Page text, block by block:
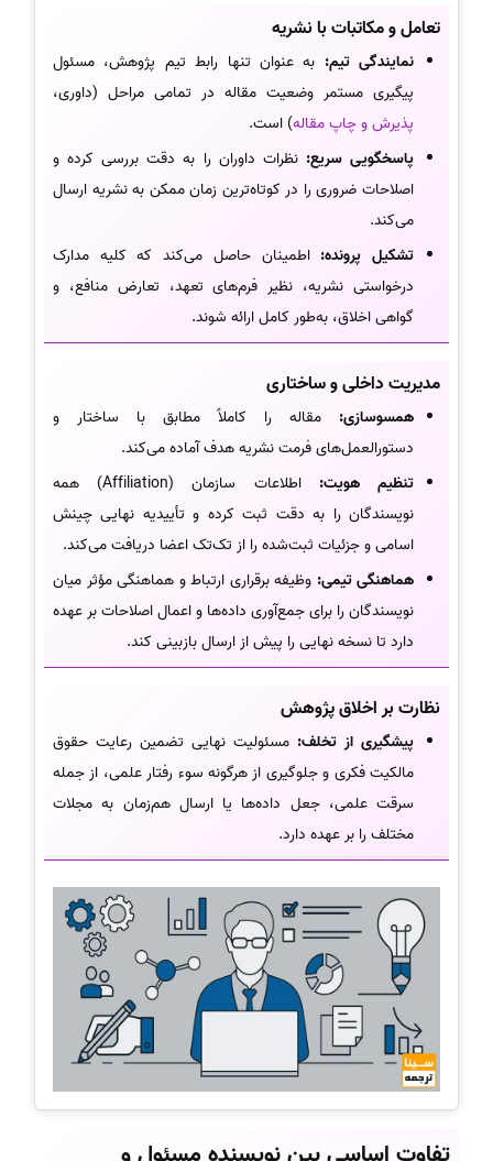
تعامل و مکاتبات با نشریه
نمایندگی تیم: به عنوان تنها رابط تیم پژوهش، مسئول
پیگیری مستمر وضعیت مقاله در تمامی مراحل (داوری،
پذیرش و چاپ مقاله) است.
پاسخگویی سریع: نظرات داوران را به دقت بررسی کرده و
اصلاحات ضروری را در کوتاه‌ترین زمان ممکن به نشریه ارسال
می‌کند.
تشکیل پرونده: اطمینان حاصل می‌کند که کلیه مدارک
درخواستی نشریه، نظیر فرم‌های تعهد، تعارض منافع، و
گواهی اخلاق، به‌طور کامل ارائه شوند.
مدیریت داخلی و ساختاری
همسوسازی: مقاله را کاملاً مطابق با ساختار و
دستورالعمل‌های فرمت نشریه هدف آماده می‌کند.
تنظیم هویت:
اطلاعات سازمان (Affiliation) همه
نویسندگان را به دقت ثبت کرده و تأییدیه نهایی چینش
اسامی و جزئیات ثبت‌شده را از تک‌تک اعضا دریافت می‌کند.
هماهنگی تیمی: وظیفه برقراری ارتباط و هماهنگی مؤثر میان
نویسندگان را برای جمع‌آوری داده‌ها و اعمال اصلاحات بر عهده
دارد تا نسخه نهایی را پیش از ارسال بازبینی کند.
نظارت بر اخلاق پژوهش
پیشگیری از تخلف: مسئولیت نهایی تضمین رعایت حقوق
مالکیت فکری و جلوگیری از هرگونه سوء رفتار علمی، از جمله
سرقت علمی، جعل داده‌ها یا ارسال هم‌زمان به مجلات
مختلف را بر عهده دارد.